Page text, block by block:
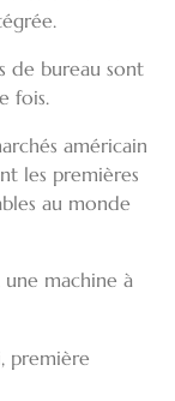
de bureau sont
fois.
américain
les premières
au monde
machine à
première